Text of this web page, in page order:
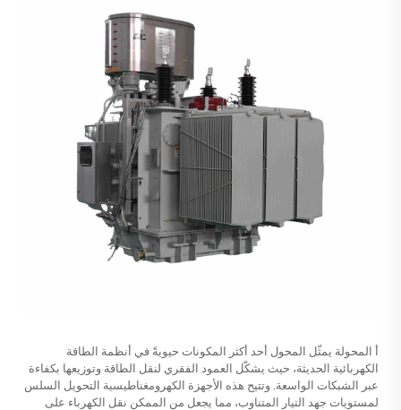
أ المحولة يمثّل المحول أحد أكثر المكونات حيويةً في أنظمة الطاقة
الكهربائية الحديثة، حيث يشكّل العمود الفقري لنقل الطاقة وتوزيعها بكفاءة
عبر الشبكات الواسعة. وتتيح هذه الأجهزة الكهرومغناطيسية التحويل السلس
لمستويات جهد التيار المتناوب، مما يجعل من الممكن نقل الكهرباء على